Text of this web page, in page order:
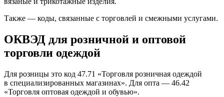
Также — коды, связанные с торговлей и смежными услугами.
ОКВЭД для розничной и оптовой
торговли одеждой
Для розницы это код 47.71 «Торговля розничная одеждой
в специализированных магазинах». Для опта — 46.42
«Торговля оптовая одеждой и обувью».